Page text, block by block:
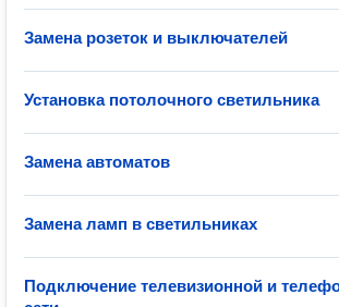
Замена розеток и выключателей
Установка потолочного светильника
Замена автоматов
Замена ламп в светильниках
Подключение телевизионной и